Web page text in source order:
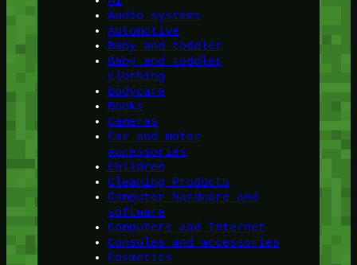
Audio systems
Automotive
Baby and toddler
Baby and toddler
clothing
Bodycare
Books
Cameras
Car and motor
accessories
Children
Cleaning Products
Computer hardware and
software
Computers and Internet
Consoles and accessories
Cosmetics